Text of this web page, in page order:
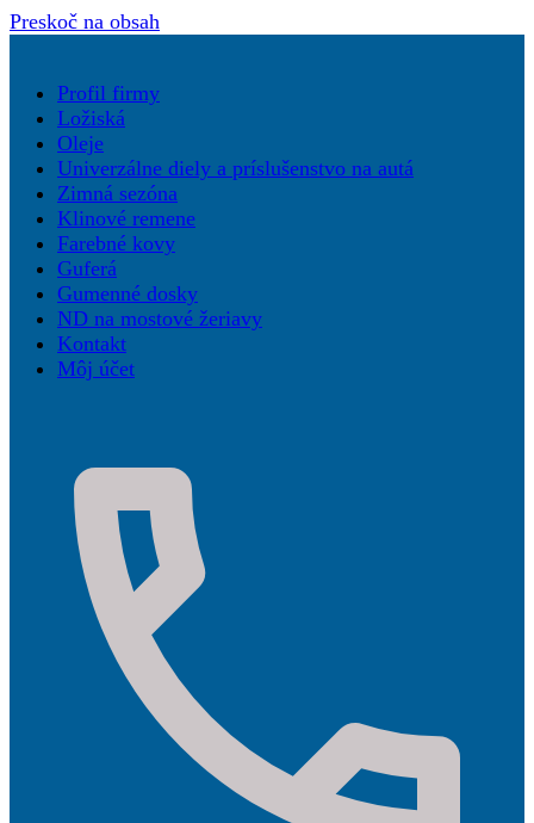
Preskoč na obsah
Profil firmy
Ložiská
Oleje
Univerzálne diely a príslušenstvo na autá
Zimná sezóna
Klinové remene
Farebné kovy
Guferá
Gumenné dosky
ND na mostové žeriavy
Kontakt
Môj účet